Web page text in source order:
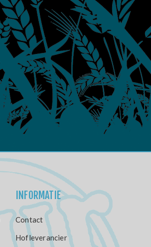
INFORMATIE
Contact
Hofleverancier